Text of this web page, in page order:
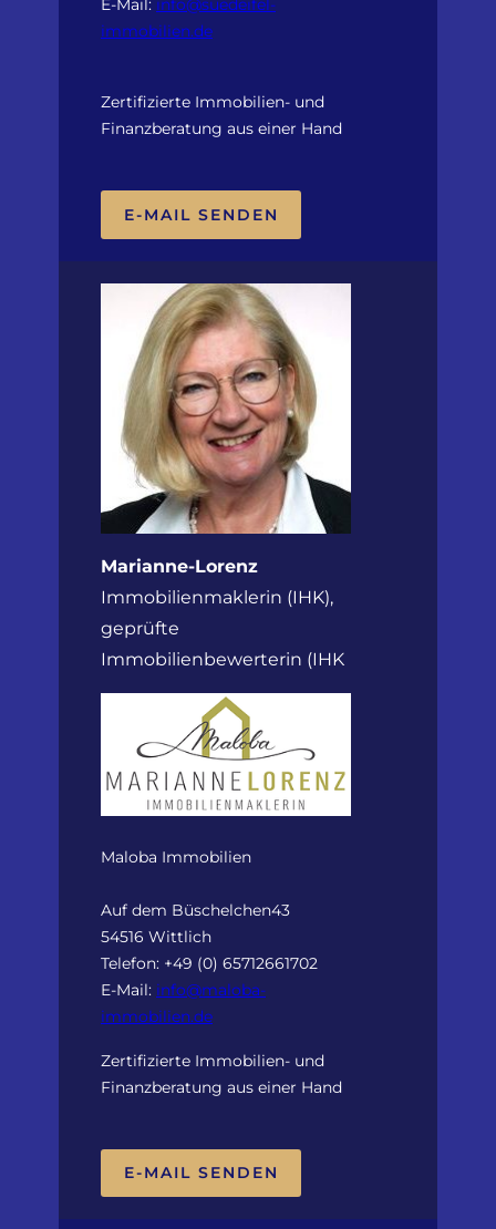
E-Mail: info@suedeifel-
immobilien.de
Zertifizierte Immobilien- und
Finanzberatung aus einer Hand
E-MAIL SENDEN
Marianne-Lorenz
Immobilienmaklerin (IHK),
geprüfte
Immobilienbewerterin (IHK
Maloba Immobilien
Auf dem Büschelchen43
54516 Wittlich
Telefon: +49 (0) 65712661702
E-Mail: info@maloba-
immobilien.de
Zertifizierte Immobilien- und
Finanzberatung aus einer Hand
E-MAIL SENDEN